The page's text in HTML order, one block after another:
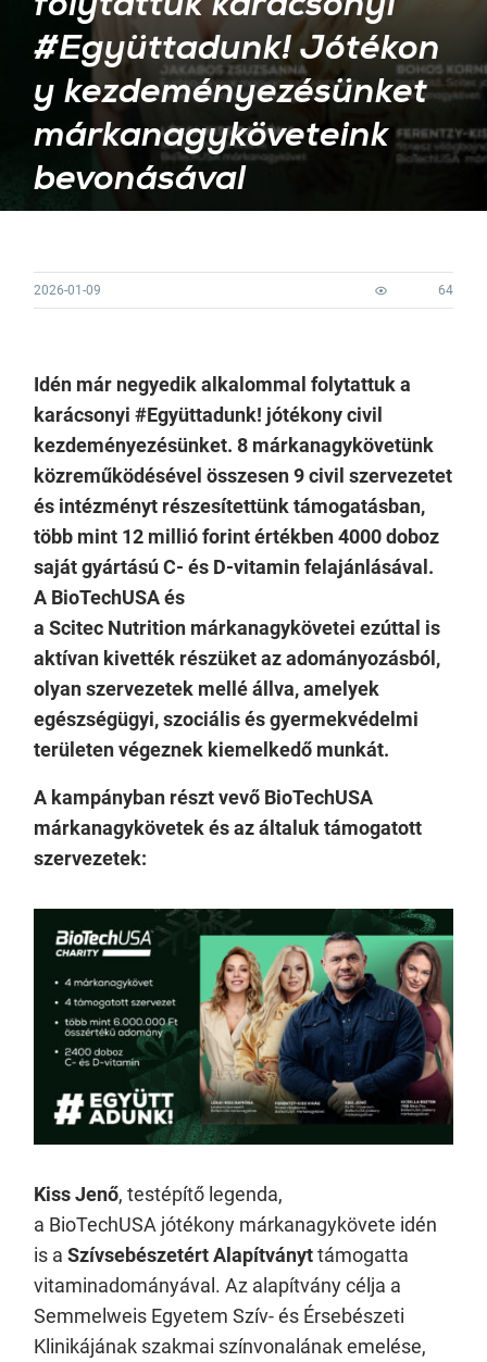
#Együttadunk! Jótékon
y kezdeményezésünket
márkanagyköveteink
bevonásával
2026-01-09 64
Idén már negyedik alkalommal folytattuk a
karácsonyi #Együttadunk! jótékony civil
kezdeményezésünket. 8 márkanagykövetünk
közreműködésével összesen 9 civil szervezetet
és intézményt részesítettünk támogatásban,
több mint 12 millió forint értékben 4000 doboz
saját gyártású C- és D-vitamin felajánlásával.
A BioTechUSA és
a Scitec Nutrition márkanagykövetei ezúttal is
aktívan kivették részüket az adományozásból,
olyan szervezetek mellé állva, amelyek
egészségügyi, szociális és gyermekvédelmi
területen végeznek kiemelkedő munkát.
A kampányban részt vevő BioTechUSA
márkanagykövetek és az általuk támogatott
szervezetek:
Kiss Jenő, testépítő legenda,
a BioTechUSA jótékony márkanagykövete idén
is a Szívsebészetért Alapítványttámogatta
vitaminadományával. Az alapítvány célja a
Semmelweis Egyetem Szív- és Érsebészeti
Klinikájának szakmai színvonalának emelése,